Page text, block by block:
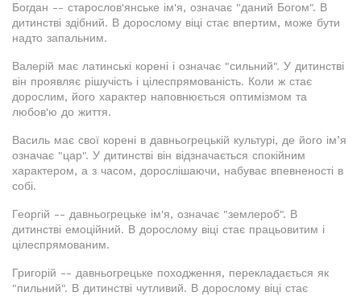
Богдан -- старослов'янське ім'я, означає "даний Богом". В
дитинстві здібний. В дорослому віці стає впертим, може бути
надто запальним.
Валерій має латинські корені і означає "сильний". У дитинстві
він проявляє рішучість і цілеспрямованість. Коли ж стає
дорослим, його характер наповнюється оптимізмом та
любов'ю до життя.
Василь має свої корені в давньогрецькій культурі, де його ім’я
означає "цар". У дитинстві він відзначається спокійним
характером, а з часом, дорослішаючи, набуває впевненості в
собі.
Георгій -- давньогрецьке ім'я, означає "землероб". В
дитинстві емоційний. В дорослому віці стає працьовитим і
цілеспрямованим.
Григорій -- давньогрецьке походження, перекладається як
"пильний". В дитинстві чутливий. В дорослому віці стає